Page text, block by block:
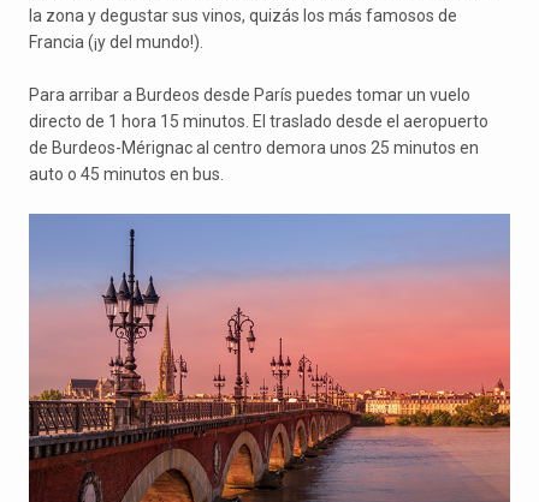
la zona y degustar sus vinos, quizás los más famosos de
Francia (¡y del mundo!).
Para arribar a Burdeos desde París puedes tomar un vuelo
directo de 1 hora 15 minutos. El traslado desde el aeropuerto
de Burdeos-Mérignac al centro demora unos 25 minutos en
auto o 45 minutos en bus.